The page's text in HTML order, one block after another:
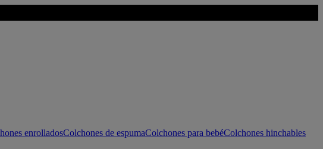
enrolladosColchones de espumaColchones para bebéColchones hinchables